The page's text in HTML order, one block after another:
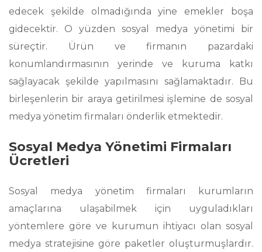
edecek şekilde olmadığında yine emekler boşa
gidecektir. O yüzden sosyal medya yönetimi bir
süreçtir. Ürün ve firmanın pazardaki
konumlandırmasının yerinde ve kuruma katkı
sağlayacak şekilde yapılmasını sağlamaktadır. Bu
birleşenlerin bir araya getirilmesi işlemine de sosyal
medya yönetim firmaları önderlik etmektedir.
Sosyal Medya Yönetimi Firmaları
Ücretleri
Sosyal medya yönetim firmaları kurumların
amaçlarına ulaşabilmek için uyguladıkları
yöntemlere göre ve kurumun ihtiyacı olan sosyal
medya stratejisine göre paketler oluşturmuşlardır.